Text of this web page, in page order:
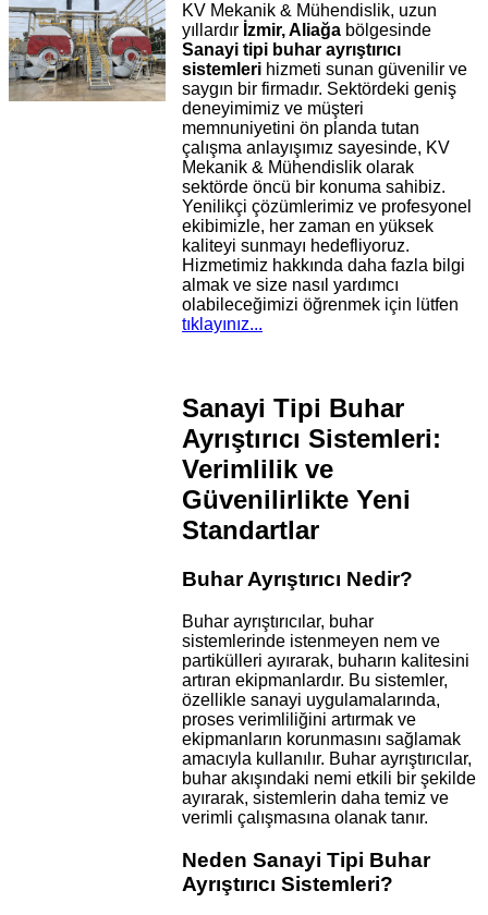
KV Mekanik & Mühendislik, uzun
yıllardır İzmir, Aliağa bölgesinde
Sanayi tipi buhar ayrıştırıcı
sistemleri hizmeti sunan güvenilir ve
saygın bir firmadır. Sektördeki geniş
deneyimimiz ve müşteri
memnuniyetini ön planda tutan
çalışma anlayışımız sayesinde, KV
Mekanik & Mühendislik olarak
sektörde öncü bir konuma sahibiz.
Yenilikçi çözümlerimiz ve profesyonel
ekibimizle, her zaman en yüksek
kaliteyi sunmayı hedefliyoruz.
Hizmetimiz hakkında daha fazla bilgi
almak ve size nasıl yardımcı
olabileceğimizi öğrenmek için lütfen
tıklayınız...
Sanayi Tipi Buhar
Ayrıştırıcı Sistemleri:
Verimlilik ve
Güvenilirlikte Yeni
Standartlar
Buhar Ayrıştırıcı Nedir?
Buhar ayrıştırıcılar, buhar
sistemlerinde istenmeyen nem ve
partikülleri ayırarak, buharın kalitesini
artıran ekipmanlardır. Bu sistemler,
özellikle sanayi uygulamalarında,
proses verimliliğini artırmak ve
ekipmanların korunmasını sağlamak
amacıyla kullanılır. Buhar ayrıştırıcılar,
buhar akışındaki nemi etkili bir şekilde
ayırarak, sistemlerin daha temiz ve
verimli çalışmasına olanak tanır.
Neden Sanayi Tipi Buhar
Ayrıştırıcı Sistemleri?